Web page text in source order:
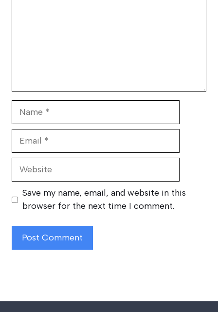
Website
Save my name, email, and website in this
browser for the next time I comment.